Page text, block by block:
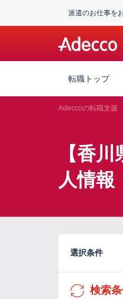
派遣のお仕事を
転職トップ
Adeccoの転職支援
【香
人情報
選択条件
検索